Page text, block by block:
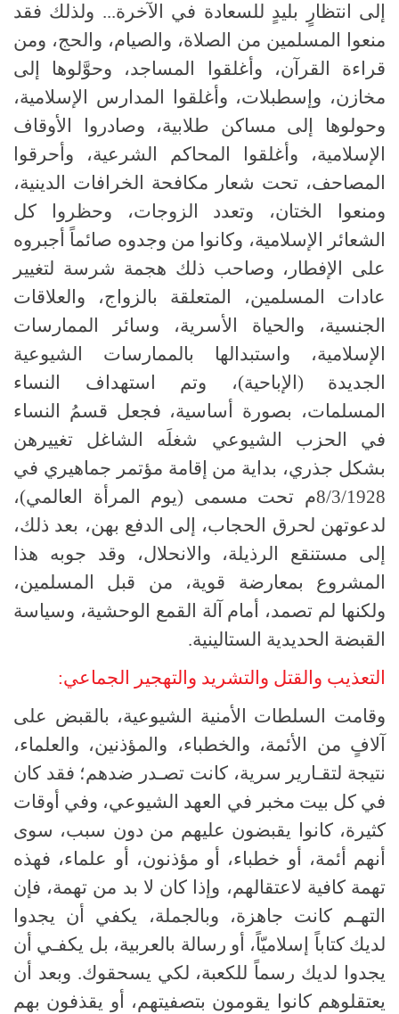
إلى انتظارٍ بليدٍ للسعادة في الآخرة... ولذلك فقد
منعوا المسلمين من الصلاة، والصيام، والحج، ومن
قراءة القرآن، وأغلقوا المساجد، وحوَّلوها إلى
مخازن، وإسطبلات، وأغلقوا المدارس الإسلامية،
وحولوها إلى مساكن طلابية، وصادروا الأوقاف
الإسلامية، وأغلقوا المحاكم الشرعية، وأحرقوا
المصاحف، تحت شعار مكافحة الخرافات الدينية،
ومنعوا الختان، وتعدد الزوجات، وحظروا كل
الشعائر الإسلامية، وكانوا من وجدوه صائماً أجبروه
على الإفطار، وصاحب ذلك هجمة شرسة لتغيير
عادات المسلمين، المتعلقة بالزواج، والعلاقات
الجنسية، والحياة الأسرية، وسائر الممارسات
الإسلامية، واستبدالها بالممارسات الشيوعية
الجديدة (الإباحية)، وتم استهداف النساء
المسلمات، بصورة أساسية، فجعل قسمُ النساء
في الحزب الشيوعي شغلَه الشاغل تغييرهن
بشكل جذري، بداية من إقامة مؤتمر جماهيري في
8/3/1928م تحت مسمى (يوم المرأة العالمي)،
لدعوتهن لحرق الحجاب، إلى الدفع بهن، بعد ذلك،
إلى مستنقع الرذيلة، والانحلال، وقد جوبه هذا
المشروع بمعارضة قوية، من قبل المسلمين،
ولكنها لم تصمد، أمام آلة القمع الوحشية، وسياسة
القبضة الحديدية الستالينية.
التعذيب والقتل والتشريد والتهجير الجماعي:
وقامت السلطات الأمنية الشيوعية، بالقبض على
آلافٍ من الأئمة، والخطباء، والمؤذنين، والعلماء،
نتيجة لتقـارير سرية، كانت تصـدر ضدهم؛ فقد كان
في كل بيت مخبر في العهد الشيوعي، وفي أوقات
كثيرة، كانوا يقبضون عليهم من دون سبب، سوى
أنهم أئمة، أو خطباء، أو مؤذنون، أو علماء، فهذه
تهمة كافية لاعتقالهم، وإذا كان لا بد من تهمة، فإن
التهـم كانت جاهزة، وبالجملة، يكفي أن يجدوا
لديك كتاباً إسلاميّاً، أو رسالة بالعربية، بل يكفـي أن
يجدوا لديك رسماً للكعبة، لكي يسحقوك. وبعد أن
يعتقلوهم كانوا يقومون بتصفيتهم، أو يقذفون بهم